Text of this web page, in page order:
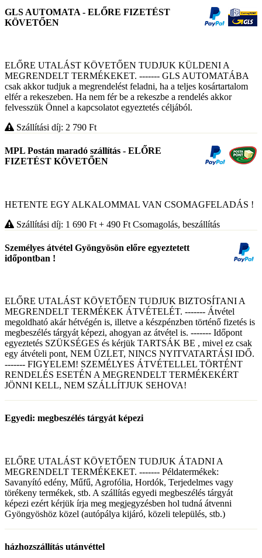
GLS AUTOMATA - ELŐRE FIZETÉST
KÖVETŐEN
ELŐRE UTALÁST KÖVETŐEN TUDJUK KÜLDENI A
MEGRENDELT TERMÉKEKET. ------- GLS AUTOMATÁBA
csak akkor tudjuk a megrendelést feladni, ha a teljes kosártartalom
elfér a rekeszeben. Ha nem fér be a rekeszbe a rendelés akkor
felvesszük Önnel a kapcsolatot egyeztetés céljából.
Szállítási díj: 2 790 Ft
MPL Postán maradó szállítás - ELŐRE
FIZETÉST KÖVETŐEN
HETENTE EGY ALKALOMMAL VAN CSOMAGFELADÁS !
Szállítási díj: 1 690 Ft + 490 Ft Csomagolás, beszállítás
Személyes átvétel Gyöngyösön előre egyeztetett
időpontban !
ELŐRE UTALÁST KÖVETŐEN TUDJUK BIZTOSÍTANI A
MEGRENDELT TERMÉKEK ÁTVÉTELÉT. ------- Átvétel
megoldható akár hétvégén is, illetve a készpénzben történő fizetés is
megbeszélés tárgyát képezi, ahogyan az átvétel is. ------- Időpont
egyeztetés SZÜKSÉGES és kérjük TARTSÁK BE , mivel ez csak
egy átvételi pont, NEM ÜZLET, NINCS NYITVATARTÁSI IDŐ.
------- FIGYELEM! SZEMÉLYES ÁTVÉTELLEL TÖRTÉNT
RENDELÉS ESETÉN A MEGRENDELT TERMÉKEKÉRT
JÖNNI KELL, NEM SZÁLLÍTJUK SEHOVA!
Egyedi: megbeszélés tárgyát képezi
ELŐRE UTALÁST KÖVETŐEN TUDJUK ÁTADNI A
MEGRENDELT TERMÉKEKET. ------- Példatermékek:
Savanyító edény, Műfű, Agrofólia, Hordók, Terjedelmes vagy
törékeny termékek, stb. A szállítás egyedi megbeszélés tárgyát
képezi ezért kérjük írja meg megjegyzésben hol tudná átvenni
Gyöngyöshöz közel (autópálya kijáró, közeli település, stb.)
házhozszállítás utánvéttel